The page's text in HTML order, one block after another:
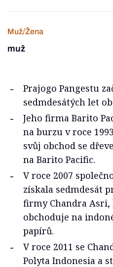
Muž/Žena
muž
Prajogo Pangestu
sedmdesátých let
Jeho firma Barito
na burzu v roce
svůj obchod se
na Barito Pacific.
V roce 2007
získala sedmdesát
firmy Chandra Asri,
obchoduje na
papírů.
V roce 2011 se
Polyta Indonesia a